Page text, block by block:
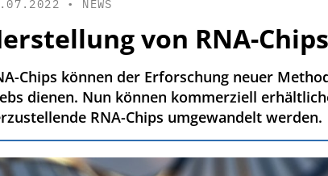
• NEWS
von RNA-
Chips können der Erforschung neuer
dienen. Nun können kommerziell
RNA-Chips umgewandelt werden.